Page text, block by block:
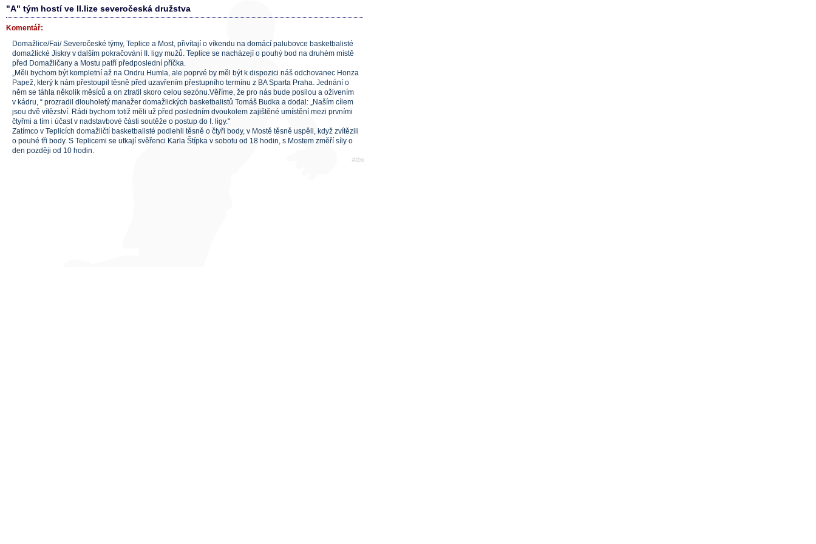
"A" tým hostí ve II.lize severočeská družstva
Komentář:
Domažlice/Fai/ Severočeské týmy, Teplice a Most, přivítají o víkendu na domácí palubovce basketbalisté
domažlické Jiskry v dalším pokračování II. ligy mužů. Teplice se nacházejí o pouhý bod na druhém místě
před Domažličany a Mostu patří předposlední příčka.
„Měli bychom být kompletní až na Ondru Humla, ale poprvé by měl být k dispozici náš odchovanec Honza
Papež, který k nám přestoupil těsně před uzavřením přestupního termínu z BA Sparta Praha. Jednání o
něm se táhla několik měsíců a on ztratil skoro celou sezónu.Věříme, že pro nás bude posilou a oživením
v kádru, “ prozradil dlouholetý manažer domažlických basketbalistů Tomáš Budka a dodal: „Naším cílem
jsou dvě vítězství. Rádi bychom totiž měli už před posledním dvoukolem zajištěné umístění mezi prvními
čtyřmi a tím i účast v nadstavbové části soutěže o postup do I. ligy."
Zatímco v Teplicích domažličtí basketbalisté podlehli těsně o čtyři body, v Mostě těsně uspěli, když zvítězili
o pouhé tři body. S Teplicemi se utkají svěřenci Karla Štípka v sobotu od 18 hodin, s Mostem změří síly o
den později od 10 hodin.
#tbs